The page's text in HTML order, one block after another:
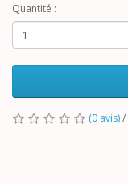
Quantité :
(0 avis)/